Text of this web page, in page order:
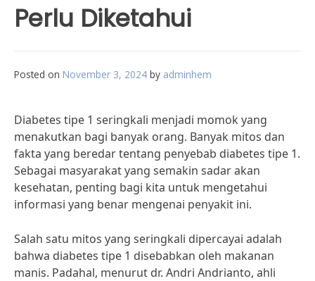
Perlu Diketahui
Posted on November 3, 2024 by adminhem
Diabetes tipe 1 seringkali menjadi momok yang
menakutkan bagi banyak orang. Banyak mitos dan
fakta yang beredar tentang penyebab diabetes tipe 1.
Sebagai masyarakat yang semakin sadar akan
kesehatan, penting bagi kita untuk mengetahui
informasi yang benar mengenai penyakit ini.
Salah satu mitos yang seringkali dipercayai adalah
bahwa diabetes tipe 1 disebabkan oleh makanan
manis. Padahal, menurut dr. Andri Andrianto, ahli